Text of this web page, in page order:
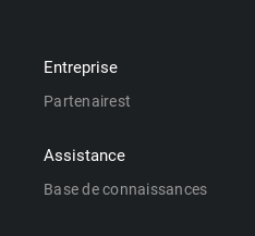
Entreprise
Partenairest
Assistance
Base de connaissances